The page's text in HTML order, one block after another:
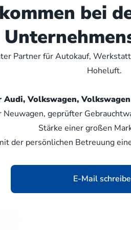
bei
Partner für Autokauf,
Hoheluft.
Volkswagen, Volkswagen
geprüfter
Stärke einer großen
der persönlichen Betreuung
E-Mail